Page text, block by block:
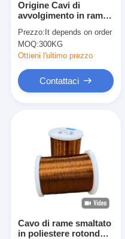
Origine Cavi di
avvolgimento in rame
tensione fino a 2800V
Prezzo: It depends on order
MOQ:300KG
Ottieni l'ultimo prezzo
Contattaci
Cavo di rame smaltato
in poliestere rotondo